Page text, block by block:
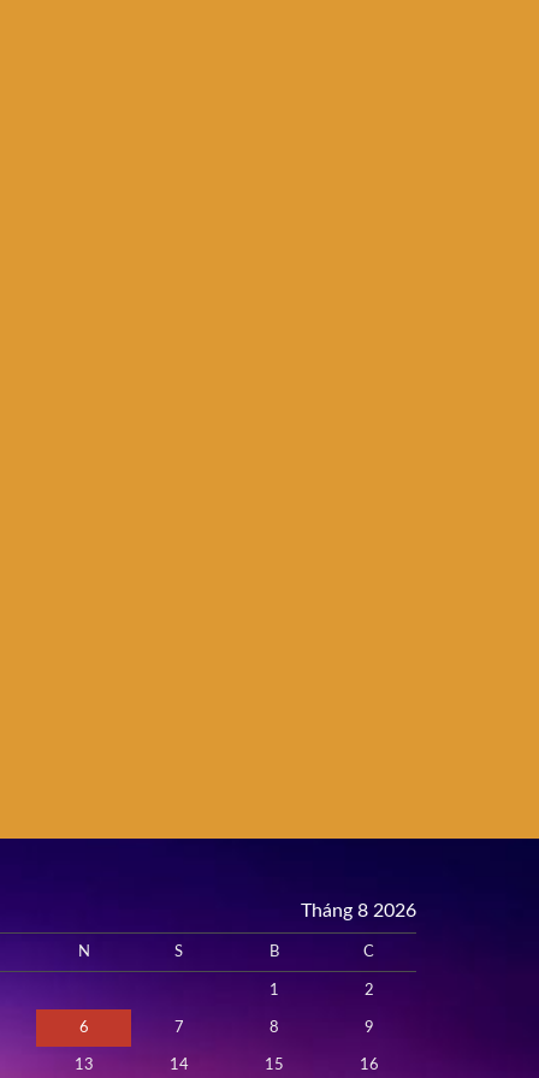
Tháng 8 2026
N S B C
1 2
6 7 8 9
13 14 15 16